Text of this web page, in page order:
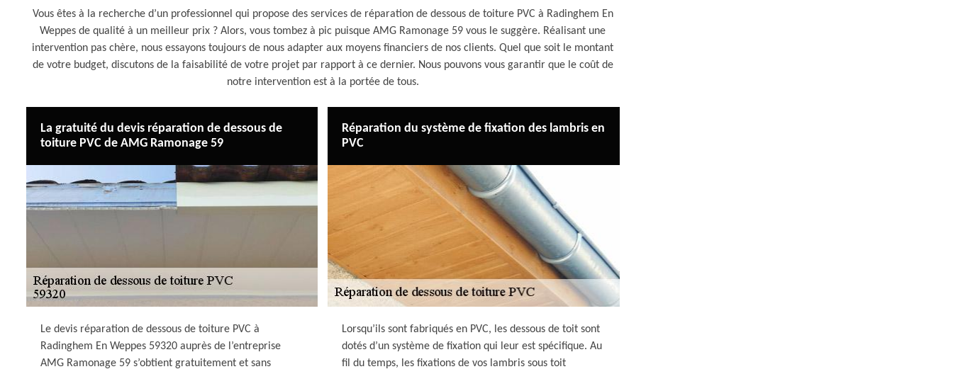
Vous êtes à la recherche d’un professionnel qui propose des services de réparation de dessous de toiture PVC à Radinghem En
Weppes de qualité à un meilleur prix ? Alors, vous tombez à pic puisque AMG Ramonage 59 vous le suggère. Réalisant une
intervention pas chère, nous essayons toujours de nous adapter aux moyens financiers de nos clients. Quel que soit le montant
de votre budget, discutons de la faisabilité de votre projet par rapport à ce dernier. Nous pouvons vous garantir que le coût de
notre intervention est à la portée de tous.
La gratuité du devis réparation de dessous de
toiture PVC de AMG Ramonage 59
Le devis réparation de dessous de toiture PVC à
Radinghem En Weppes 59320 auprès de l’entreprise
AMG Ramonage 59 s’obtient gratuitement et sans
Réparation du système de fixation des lambris en
PVC
Lorsqu’ils sont fabriqués en PVC, les dessous de toit sont
dotés d’un système de fixation qui leur est spécifique. Au
fil du temps, les fixations de vos lambris sous toit